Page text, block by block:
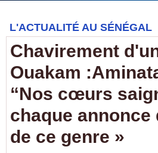
L'ACTUALITÉ AU SÉNÉGAL
Chavirement
Ouakam
“Nos cœurs
chaque annonce
de ce genre »